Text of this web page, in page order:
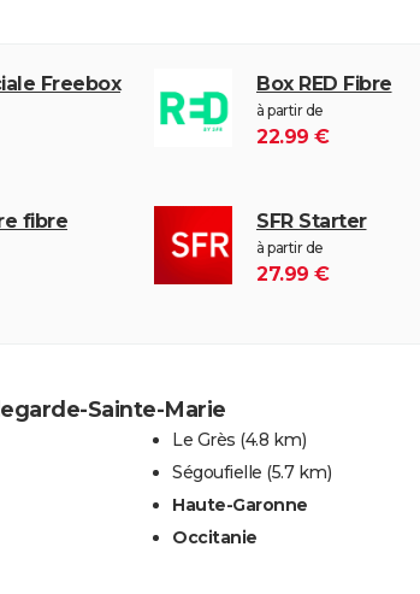
Freebox
Box RED Fibre
à partir de
22.99 €
fibre SFR Starter
à partir de
27.99 €
Sainte-Marie
Le Grès (4.8 km)
Ségoufielle (5.7 km)
Haute-Garonne
Occitanie